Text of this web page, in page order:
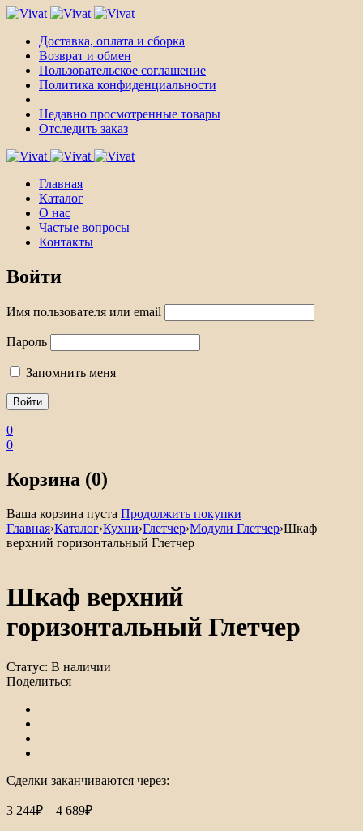
Доставка, оплата и сборка
Возврат и обмен
Пользовательское соглашение
Политика конфиденциальности
————————————–
Недавно просмотренные товары
Отследить заказ
Главная
Каталог
О нас
Частые вопросы
Контакты
Войти
Имя пользователя или email
Пароль
Запомнить меня
0
0
Корзина (0)
Ваша корзина пуста Продолжить покупки
Главная›Каталог›Кухни›Глетчер›Модули Глетчер›Шкаф
верхний горизонтальный Глетчер
Шкаф верхний
горизонтальный Глетчер
Статус: В наличии
Поделиться
Сделки заканчиваются через:
3 244₽ – 4 689₽Диапазон